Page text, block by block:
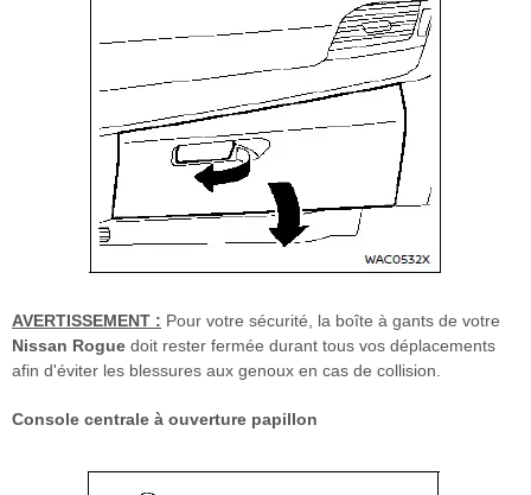
AVERTISSEMENT : Pour votre sécurité, la boîte à gants de votre
Nissan Rogue doit rester fermée durant tous vos déplacements
afin d'éviter les blessures aux genoux en cas de collision.
Console centrale à ouverture papillon